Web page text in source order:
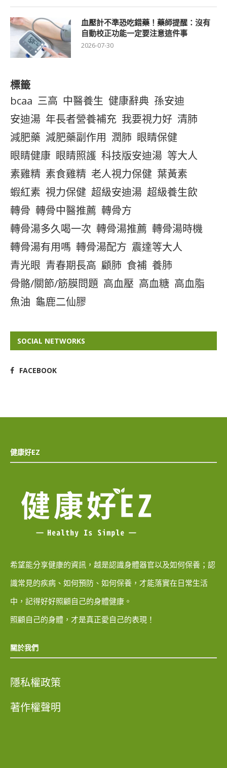
血壓計不準恐吃錯藥！藥師提醒：沒有
自動校正功能一定要注意這件事
2026-07-30
標籤
bcaa 三高 中醫養生 健康辭典 孫安迪
安迪湯 年長者營養補充 我要視力好 清肺
減肥藥 減肥藥副作用 潤肺 眼睛保健
眼睛健康 眼睛照護 科技版安迪湯 等大人
素雞精 素食雞精 老人視力保健 葉黃素
蝦紅素 視力保健 超級安迪湯 超級養生飲
轉骨 轉骨中醫推薦 轉骨方
轉骨湯多久喝一次 轉骨湯推薦 轉骨湯時機
轉骨湯有用嗎 轉骨湯配方 震達等大人
青光眼 青春期長高 顧肺 食補 養肺
骨骼/關節/筋膜問題 高血壓 高血糖 高血脂
魚油 龜鹿二仙膠
SOCIAL NETWORKS
FACEBOOK
健康好EZ
希望能分享健康的資訊，越是認識身體器官以及如何保養；認
識常見的疾病、如何預防、如何保養，才能落實在日常生活
中，記得好好照顧自己的身體健康。
照顧自己的身體，才是真正愛自己的表現！
關於我們
隱私權政策
著作權聲明